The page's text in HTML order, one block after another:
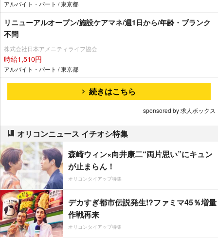
アルバイト・パート / 東京都
リニューアルオープン/施設ケアマネ/週1日から/年齢・ブランク
不問
株式会社日本アメニティライフ協会
時給1,510円
アルバイト・パート / 東京都
続きはこちら
sponsored by 求人ボックス
オリコンニュース イチオシ特集
森崎ウィン×向井康二“両片思い”にキュン
が止まらん！
オリコンタイアップ特集
デカすぎ都市伝説発生!?ファミマ45％増量
作戦再来
オリコンタイアップ特集